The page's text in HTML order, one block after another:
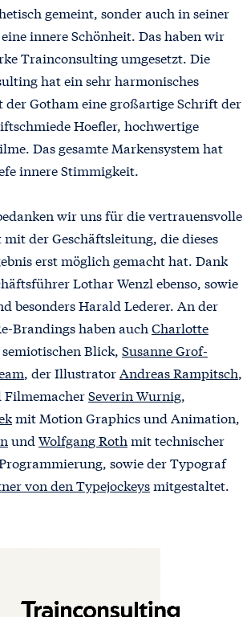
gemeint, sonder auch in seiner
innere Schönheit. Das haben wir
Trainconsulting umgesetzt. Die
hat ein sehr harmonisches
der Gotham eine großartige Schrift der
Hoefler, hochwertige
Das gesamte Markensystem hat
innere Stimmigkeit.
wir uns für die vertrauensvolle
der Geschäftsleitung, die dieses
erst möglich gemacht hat. Dank
Lothar Wenzl ebenso, sowie
besonders Harald Lederer. An der
Brandings haben auch Charlotte
Blick, Susanne Grof-
, der IllustratorAndreas Rampitsch,
FilmemacherSeverin Wurnig,
mit Motion Graphics und Animation,
und Wolfgang Roth mit technischer
sowie der Typograf
von den Typejockeysmitgestaltet.